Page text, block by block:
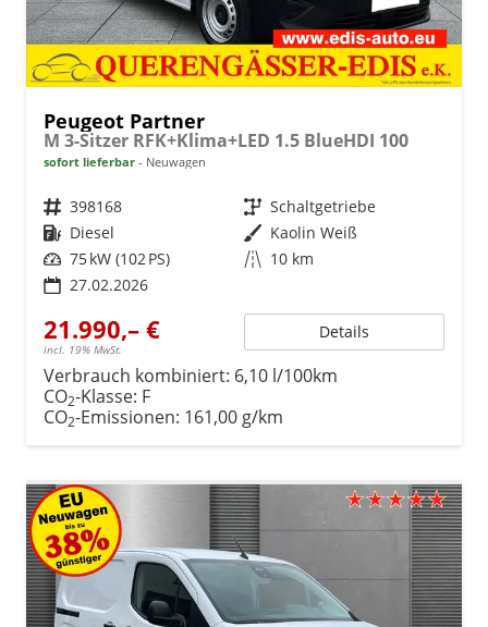
Peugeot Partner
M 3-Sitzer RFK+Klima+LED 1.5 BlueHDI 100
sofort lieferbar Neuwagen
Fahrzeugnr. 398168 Getriebe Schaltgetriebe
Kraftstoff Diesel Außenfarbe Kaolin Weiß
Leistung 75 kW (102 PS) Kilometerstand 10 km
27.02.2026
21.990,– €
incl. 19% MwSt.
Details
Verbrauch kombiniert: 6,10 l/100km
CO2-Klasse: F
CO2-Emissionen: 161,00 g/km